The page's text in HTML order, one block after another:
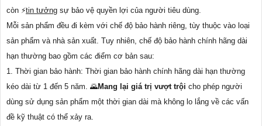
còn ️⚡tin tưởng sự bảo vệ quyền lợi của người tiêu dùng.
Mỗi sản phẩm đều đi kèm với chế độ bảo hành riêng, tùy thuộc vào loại
sản phẩm và nhà sản xuất. Tuy nhiên, chế độ bảo hành chính hãng dài
hạn thường bao gồm các điểm cơ bản sau:
1. Thời gian bảo hành: Thời gian bảo hành chính hãng dài hạn thường
kéo dài từ 1 đến 5 năm. 🌄Mang lại giá trị vượt trội cho phép người
dùng sử dụng sản phẩm một thời gian dài mà không lo lắng về các vấn
đề kỹ thuật có thể xảy ra.